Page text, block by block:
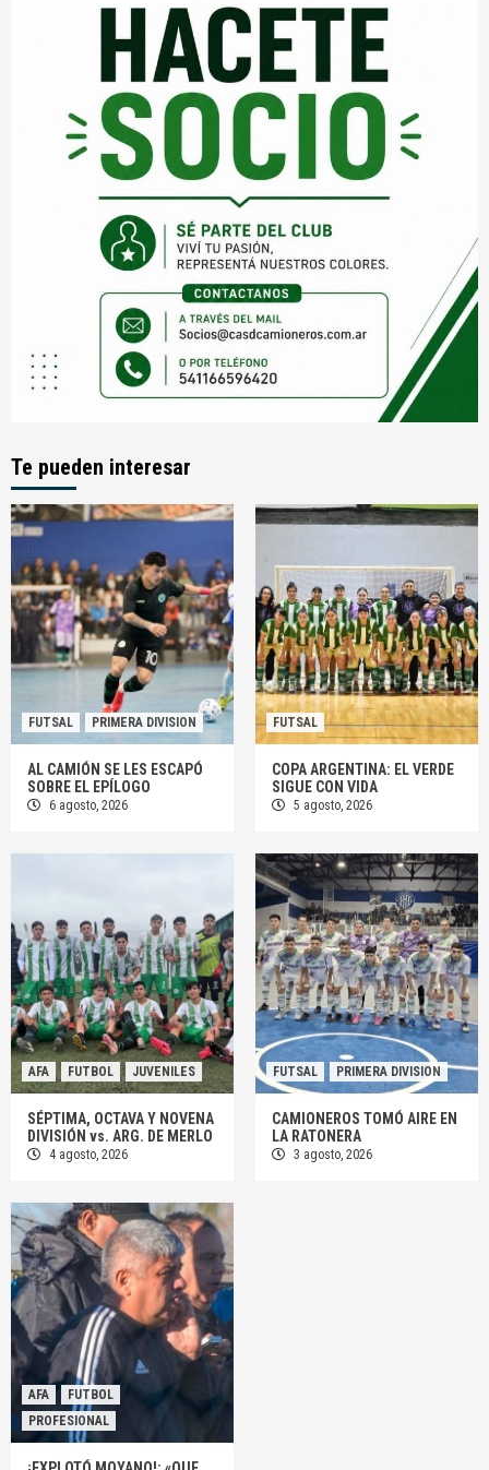
Te pueden interesar
FUTSAL PRIMERA DIVISION
AL CAMIÓN SE LES ESCAPÓ
SOBRE EL EPÍLOGO
6 agosto, 2026
FUTSAL
COPA ARGENTINA: EL VERDE
SIGUE CON VIDA
5 agosto, 2026
AFA FUTBOL JUVENILES
SÉPTIMA, OCTAVA Y NOVENA
DIVISIÓN vs. ARG. DE MERLO
4 agosto, 2026
FUTSAL PRIMERA DIVISION
CAMIONEROS TOMÓ AIRE EN
LA RATONERA
3 agosto, 2026
AFA
FUTBOL
PROFESIONAL